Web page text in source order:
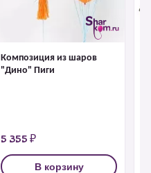
Композиция из шаров
"Дино" Пиги
5 355 ₽
В корзину